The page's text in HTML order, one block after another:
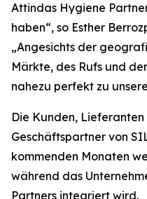
Attindas Hygiene
haben“, so Esther
„Angesichts der
Märkte, des Rufs und
nahezu perfekt zu
Die Kunden,
Geschäftspartner von
kommenden Monaten
während das
Partners integriert wird.